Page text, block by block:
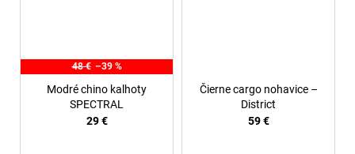
48 € –39 %
Modré chino kalhoty
SPECTRAL
29 €
Čierne cargo nohavice –
District
59 €